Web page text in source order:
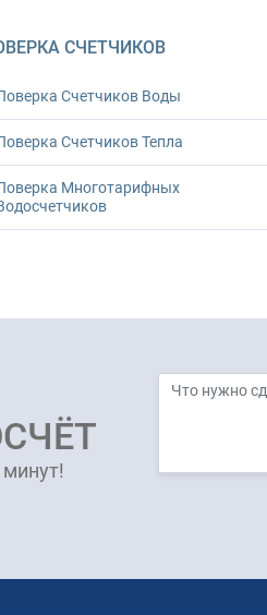
СЧЕТЧИКОВ
Счетчиков Воды
Счетчиков Тепла
Многотарифных